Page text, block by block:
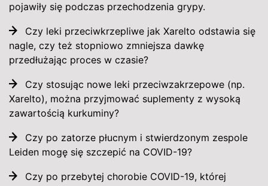
pojawiły się podczas przechodzenia grypy.
Czy leki przeciwkrzepliwe jak Xarelto odstawia się
nagle, czy też stopniowo zmniejsza dawkę
przedłużając proces w czasie?
Czy stosując nowe leki przeciwzakrzepowe (np.
Xarelto), można przyjmować suplementy z wysoką
zawartością kurkuminy?
Czy po zatorze płucnym i stwierdzonym zespole
Leiden mogę się szczepić na COVID-19?
Czy po przebytej chorobie COVID-19, której